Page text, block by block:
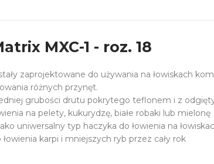
MXC-1 - roz. 18
zaprojektowane do używania na łowiskach
różnych przynęt.
grubości drutu pokrytego teflonem i z
na pelety, kukurydzę, białe robaki lub mielonę
uniwersalny typ haczyka do łowienia na
łowienia karpi i mniejszych ryb przez cały rok